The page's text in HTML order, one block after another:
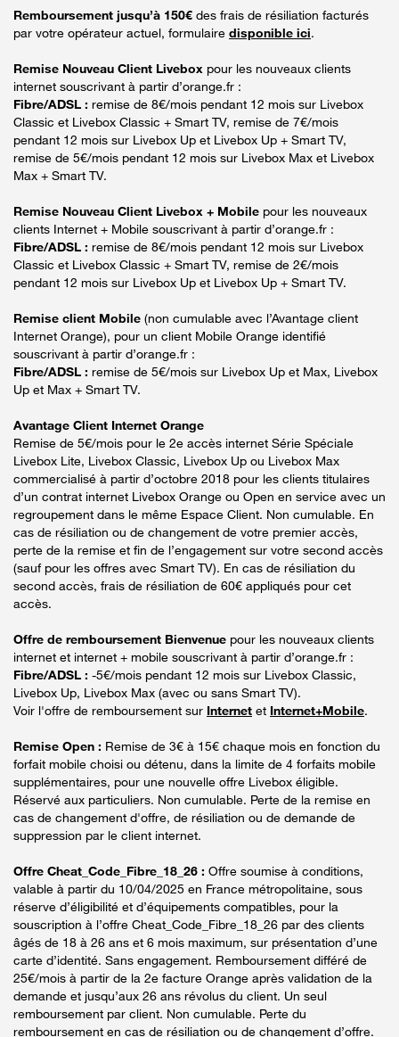
Remboursement jusqu’à 150€ des frais de résiliation facturés
par votre opérateur actuel, formulaire disponible ici.
Remise Nouveau Client Livebox pour les nouveaux clients
internet souscrivant à partir d’orange.fr :
Fibre/ADSL : remise de 8€/mois pendant 12 mois sur Livebox
Classic et Livebox Classic + Smart TV, remise de 7€/mois
pendant 12 mois sur Livebox Up et Livebox Up + Smart TV,
remise de 5€/mois pendant 12 mois sur Livebox Max et Livebox
Max + Smart TV.
Remise Nouveau Client Livebox + Mobile pour les nouveaux
clients Internet + Mobile souscrivant à partir d’orange.fr :
Fibre/ADSL : remise de 8€/mois pendant 12 mois sur Livebox
Classic et Livebox Classic + Smart TV, remise de 2€/mois
pendant 12 mois sur Livebox Up et Livebox Up + Smart TV.
Remise client Mobile (non cumulable avec l’Avantage client
Internet Orange), pour un client Mobile Orange identifié
souscrivant à partir d’orange.fr :
Fibre/ADSL : remise de 5€/mois sur Livebox Up et Max, Livebox
Up et Max + Smart TV.
Avantage Client Internet Orange
Remise de 5€/mois pour le 2e accès internet Série Spéciale
Livebox Lite, Livebox Classic, Livebox Up ou Livebox Max
commercialisé à partir d’octobre 2018 pour les clients titulaires
d’un contrat internet Livebox Orange ou Open en service avec un
regroupement dans le même Espace Client. Non cumulable. En
cas de résiliation ou de changement de votre premier accès,
perte de la remise et fin de l’engagement sur votre second accès
(sauf pour les offres avec Smart TV). En cas de résiliation du
second accès, frais de résiliation de 60€ appliqués pour cet
accès.
Offre de remboursement Bienvenue pour les nouveaux clients
internet et internet + mobile souscrivant à partir d’orange.fr :
Fibre/ADSL : -5€/mois pendant 12 mois sur Livebox Classic,
Livebox Up, Livebox Max (avec ou sans Smart TV).
Voir l'offre de remboursement sur Internet et Internet+Mobile.
Remise Open : Remise de 3€ à 15€ chaque mois en fonction du
forfait mobile choisi ou détenu, dans la limite de 4 forfaits mobile
supplémentaires, pour une nouvelle offre Livebox éligible.
Réservé aux particuliers. Non cumulable. Perte de la remise en
cas de changement d'offre, de résiliation ou de demande de
suppression par le client internet.
Offre Cheat_Code_Fibre_18_26 : Offre soumise à conditions,
valable à partir du 10/04/2025 en France métropolitaine, sous
réserve d’éligibilité et d’équipements compatibles, pour la
souscription à l’offre Cheat_Code_Fibre_18_26 par des clients
âgés de 18 à 26 ans et 6 mois maximum, sur présentation d’une
carte d’identité. Sans engagement. Remboursement différé de
25€/mois à partir de la 2e facture Orange après validation de la
demande et jusqu’aux 26 ans révolus du client. Un seul
remboursement par client. Non cumulable. Perte du
remboursement en cas de résiliation ou de changement d’offre.